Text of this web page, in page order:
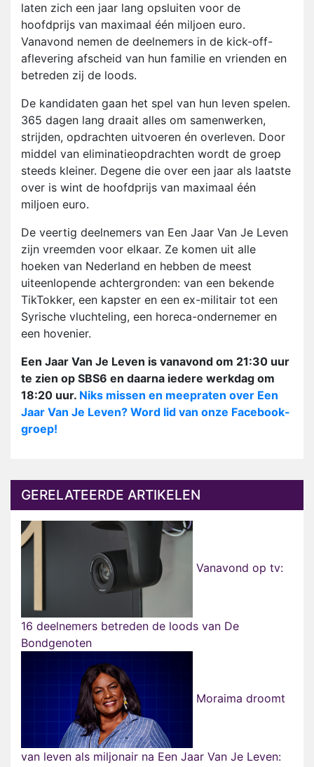
laten zich een jaar lang opsluiten voor de
hoofdprijs van maximaal één miljoen euro.
Vanavond nemen de deelnemers in de kick-off-
aflevering afscheid van hun familie en vrienden en
betreden zij de loods.
De kandidaten gaan het spel van hun leven spelen.
365 dagen lang draait alles om samenwerken,
strijden, opdrachten uitvoeren én overleven. Door
middel van eliminatieopdrachten wordt de groep
steeds kleiner. Degene die over een jaar als laatste
over is wint de hoofdprijs van maximaal één
miljoen euro.
De veertig deelnemers van Een Jaar Van Je Leven
zijn vreemden voor elkaar. Ze komen uit alle
hoeken van Nederland en hebben de meest
uiteenlopende achtergronden: van een bekende
TikTokker, een kapster en een ex-militair tot een
Syrische vluchteling, een horeca-ondernemer en
een hovenier.
Een Jaar Van Je Leven is vanavond om 21:30 uur
te zien op SBS6 en daarna iedere werkdag om
18:20 uur. Niks missen en meepraten over Een
Jaar Van Je Leven? Word lid van onze Facebook-
groep!
GERELATEERDE ARTIKELEN
Vanavond op tv:
16 deelnemers betreden de loods van De
Bondgenoten
Moraima droomt
van leven als miljonair na Een Jaar Van Je Leven: